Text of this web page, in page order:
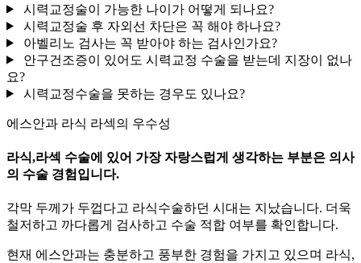
시력교정술이 가능한 나이가 어떻게 되나요?
시력교정술 후 자외선 차단은 꼭 해야 하나요?
아벨리노 검사는 꼭 받아야 하는 검사인가요?
안구건조증이 있어도 시력교정 수술을 받는데 지장이 없나
요?
시력교정수술을 못하는 경우도 있나요?
에스안과 라식 라섹의 우수성
라식,라섹 수술에 있어 가장 자랑스럽게 생각하는 부분은 의사
의 수술 경험입니다.
각막 두께가 두껍다고 라식수술하던 시대는 지났습니다. 더욱
철저하고 까다롭게 검사하고 수술 적합 여부를 확인합니다.
현재 에스안과는 충분하고 풍부한 경험을 가지고 있으며 라식,